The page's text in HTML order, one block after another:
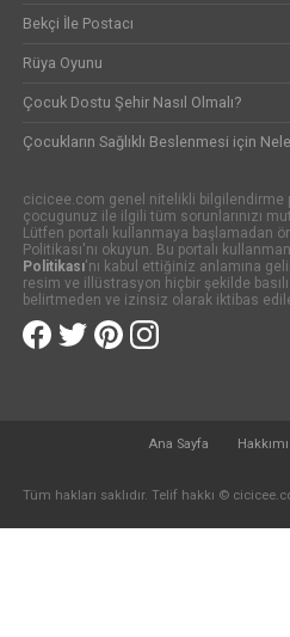
Bekçi İle Postacı
Rüya Oyunu
Çocuk Dostu Şehir Nasıl Olmalı?
Çocukların Sağlıklı Beslenmesi için
cicicee.com genel nitelikli bilgilendirme
çocugunuz ile ilgili tüm sorunlarınızı
Lütfen portalı kullanmaya başlamadan
Politikası'nı okuyun. Bu portalı
Politikası'nı kabul ettiğiniz anlamına
resim ve illüstrasyon hiçbir şekilde
belirtmeden ve izinsiz olarak iktibas
Ana Sayfa
Tüm hakları saklıdır. Telif hakkı ©